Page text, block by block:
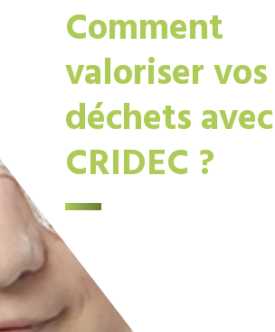
Comment
valoriser vos
déchets avec
CRIDEC ?